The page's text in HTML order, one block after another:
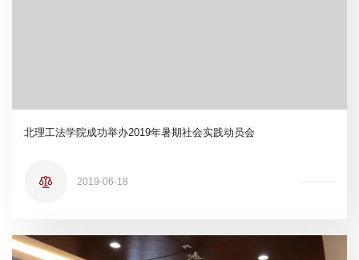
北理工法学院成功举办2019年暑期社会实践动员会
2019-06-18